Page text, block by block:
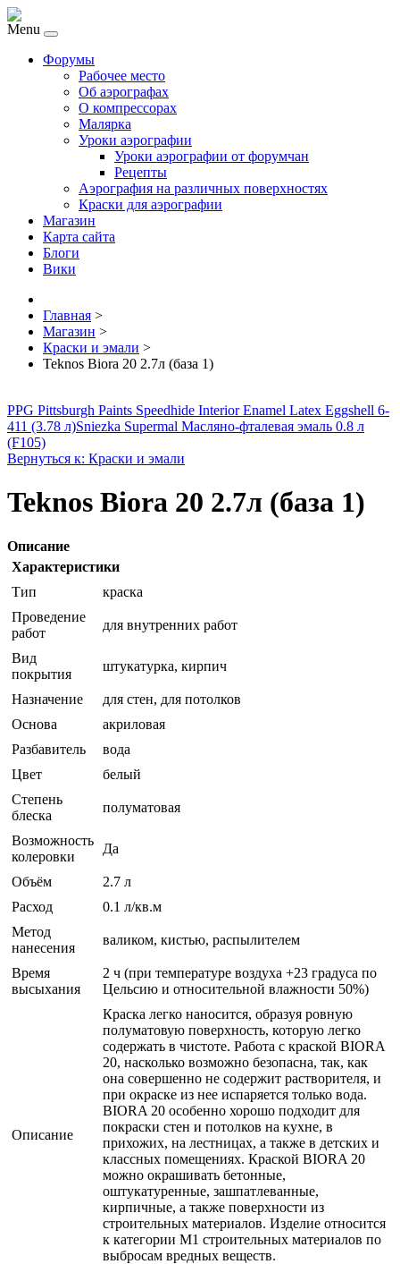
Menu
Форумы
Рабочее место
Об аэрографах
О компрессорах
Малярка
Уроки аэрографии
Уроки аэрографии от форумчан
Рецепты
Аэрография на различных поверхностях
Краски для аэрографии
Магазин
Карта сайта
Блоги
Вики
Главная >
Магазин >
Краски и эмали >
Teknos Biora 20 2.7л (база 1)
PPG Pittsburgh Paints Speedhide Interior Enamel Latex Eggshell 6-
411 (3.78 л)Sniezka Supermal Масляно-фталевая эмаль 0.8 л
(F105)
Вернуться к: Краски и эмали
Teknos Biora 20 2.7л (база 1)
Описание
Характеристики
Тип
краска
Проведение
работ
для внутренних работ
Вид
покрытия
штукатурка, кирпич
Назначение
для стен, для потолков
Основа
акриловая
Разбавитель
вода
Цвет
белый
Степень
блеска
полуматовая
Возможность
колеровки
Да
Объём
2.7 л
Расход
0.1 л/кв.м
Метод
нанесения
валиком, кистью, распылителем
Время
высыхания
2 ч (при температуре воздуха +23 градуса по
Цельсию и относительной влажности 50%)
Описание
Краска легко наносится, образуя ровную
полуматовую поверхность, которую легко
содержать в чистоте. Работа с краской BIORA
20, насколько возможно безопасна, так, как
она совершенно не содержит растворителя, и
при окраске из нее испаряется только вода.
BIORA 20 особенно хорошо подходит для
покраски стен и потолков на кухне, в
прихожих, на лестницах, а также в детских и
классных помещениях. Краской BIORA 20
можно окрашивать бетонные,
оштукатуренные, зашпатлеванные,
кирпичные, а также поверхности из
строительных материалов. Изделие относится
к категории M1 строительных материалов по
выбросам вредных веществ.